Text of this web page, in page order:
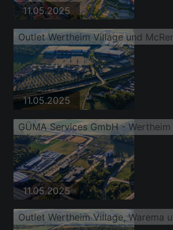
11.05.2025
Outlet Wertheim Village und
11.05.2025
GÜMA Services GmbH - Wertheim
11.05.2025